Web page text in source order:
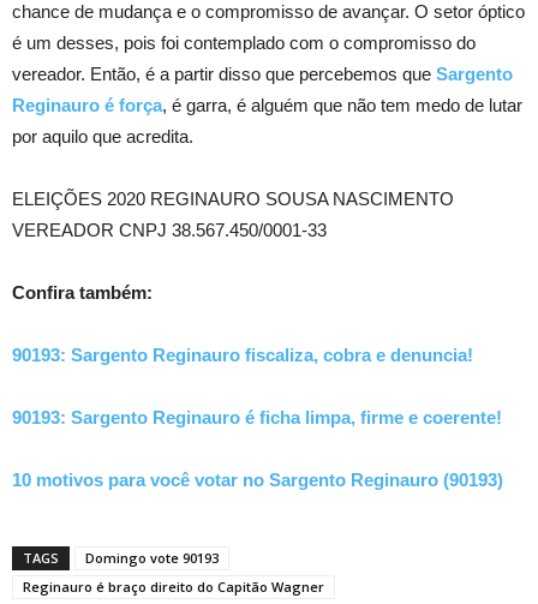
chance de mudança e o compromisso de avançar. O setor óptico
é um desses, pois foi contemplado com o compromisso do
vereador. Então, é a partir disso que percebemos que Sargento
Reginauro é força, é garra, é alguém que não tem medo de lutar
por aquilo que acredita.
ELEIÇÕES 2020 REGINAURO SOUSA NASCIMENTO
VEREADOR CNPJ 38.567.450/0001-33
Confira também:
90193: Sargento Reginauro fiscaliza, cobra e denuncia!
90193: Sargento Reginauro é ficha limpa, firme e coerente!
10 motivos para você votar no Sargento Reginauro (90193)
TAGS
Domingo vote 90193
Reginauro é braço direito do Capitão Wagner